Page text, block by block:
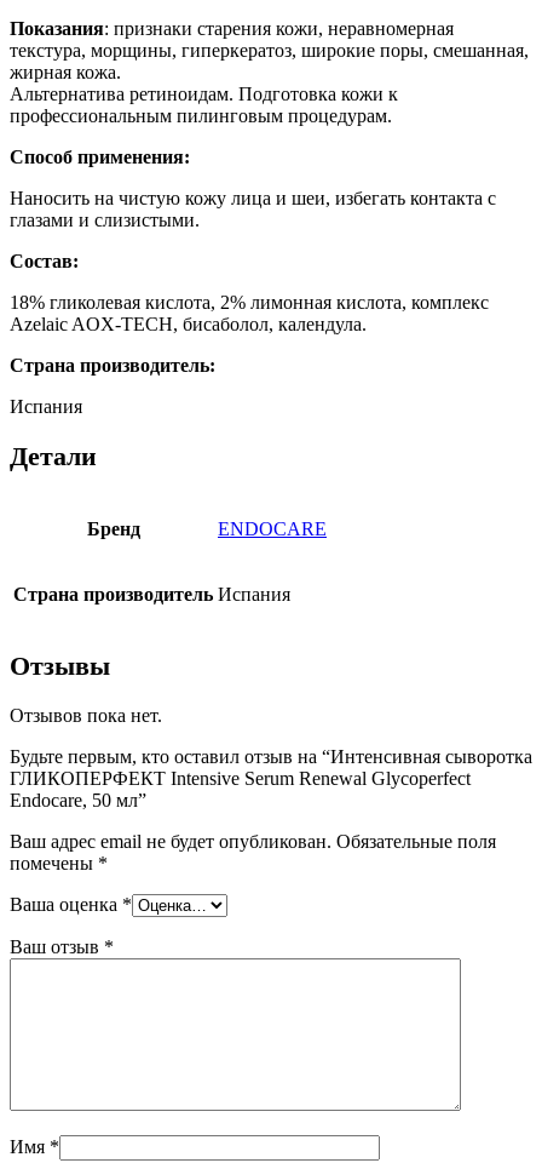
Показания: признаки старения кожи, неравномерная
текстура, морщины, гиперкератоз, широкие поры, смешанная,
жирная кожа.
Альтернатива ретиноидам. Подготовка кожи к
профессиональным пилинговым процедурам.
Способ применения:
Наносить на чистую кожу лица и шеи, избегать контакта с
глазами и слизистыми.
Состав:
18% гликолевая кислота, 2% лимонная кислота, комплекс
Azelaic AOX-TECH, бисаболол, календула.
Страна производитель:
Испания
Детали
Бренд ENDOCARE
Страна производитель Испания
Отзывы
Отзывов пока нет.
Будьте первым, кто оставил отзыв на “Интенсивная сыворотка
ГЛИКОПЕРФЕКТ Intensive Serum Renewal Glycoperfect
Endocare, 50 мл”
Ваш адрес email не будет опубликован. Обязательные поля
помечены *
Ваша оценка *
Ваш отзыв *
Имя *